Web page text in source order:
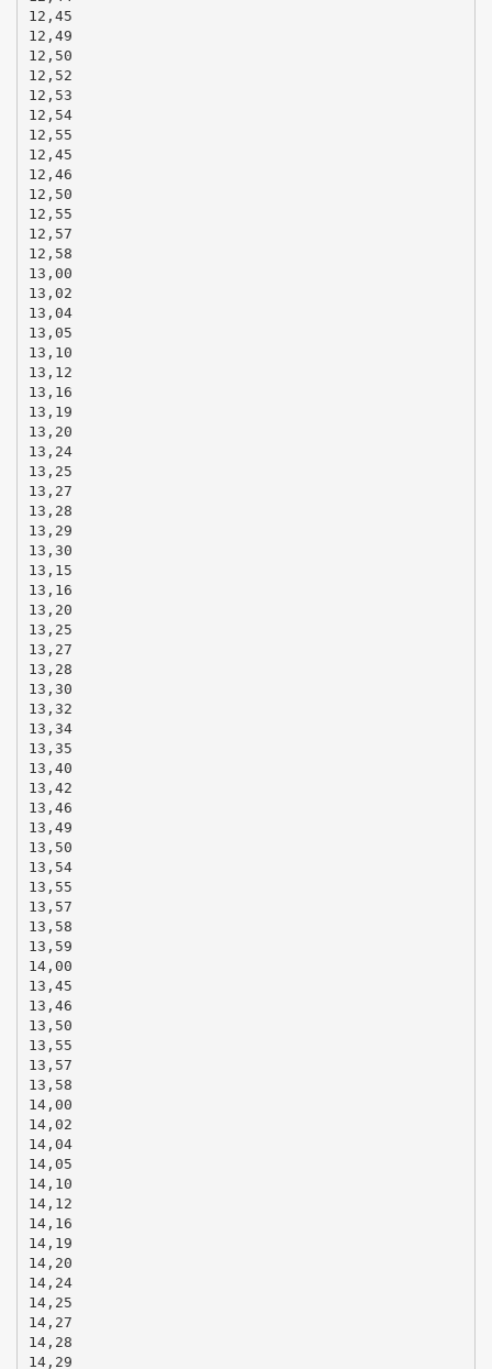
12,45
12,49
12,50
12,52
12,53
12,54
12,55
12,45
12,46
12,50
12,55
12,57
12,58
13,00
13,02
13,04
13,05
13,10
13,12
13,16
13,19
13,20
13,24
13,25
13,27
13,28
13,29
13,30
13,15
13,16
13,20
13,25
13,27
13,28
13,30
13,32
13,34
13,35
13,40
13,42
13,46
13,49
13,50
13,54
13,55
13,57
13,58
13,59
14,00
13,45
13,46
13,50
13,55
13,57
13,58
14,00
14,02
14,04
14,05
14,10
14,12
14,16
14,19
14,20
14,24
14,25
14,27
14,28
14,29